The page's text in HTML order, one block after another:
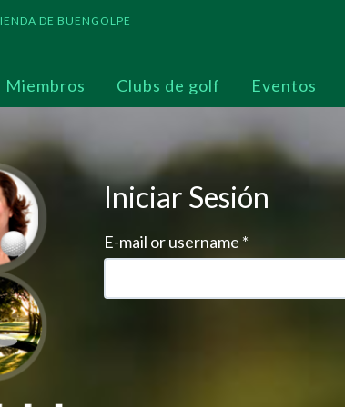
DE BUENGOLPE
Miembros Clubs de golf Eventos
Iniciar Sesión
E-mail or username *